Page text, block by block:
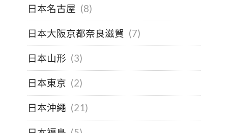
日本名古屋 (8)
日本大阪京都奈良滋賀 (7)
日本山形 (3)
日本東京 (2)
日本沖繩 (21)